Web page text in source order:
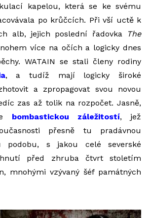
kapelou, která se ke svému
po krůčcích. Při vší uctě k
alb, jejich poslední řadovka
The
více na očích a logicky dnes
WATAIN se stali členy rodiny
, a tudíž mají logicky široké
a zpropagovat svou novou
zas až tolik na rozpočet. Jasně,
bombastickou záležitostí, jež
přesně tu pradávnou
podobu, s jakou celé severské
hnutí před zhruba čtvrt stoletím
mnohými vzývaný šéf památných